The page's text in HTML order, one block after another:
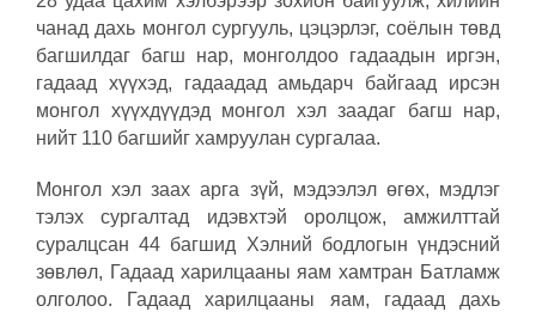
чанад дахь монгол сургууль, цэцэрлэг, соёлын төвд
багшилдаг багш нар, монголдоо гадаадын иргэн,
гадаад хүүхэд, гадаадад амьдарч байгаад ирсэн
монгол хүүхдүүдэд монгол хэл заадаг багш нар,
нийт 110 багшийг хамруулан сургалаа.
Монгол хэл заах арга зүй, мэдээлэл өгөх, мэдлэг
тэлэх сургалтад идэвхтэй оролцож, амжилттай
суралцсан 44 багшид Хэлний бодлогын үндэсний
зөвлөл, Гадаад харилцааны яам хамтран Батламж
олголоо. Гадаад харилцааны яам, гадаад дахь